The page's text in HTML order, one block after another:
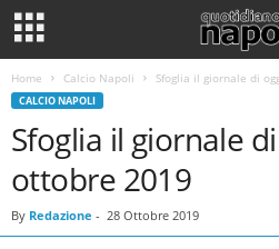
Home Calcio Napoli Sfoglia il giornale di
CALCIO NAPOLI
Sfoglia il giornale
ottobre 2019
By Redazione - 28 Ottobre 2019